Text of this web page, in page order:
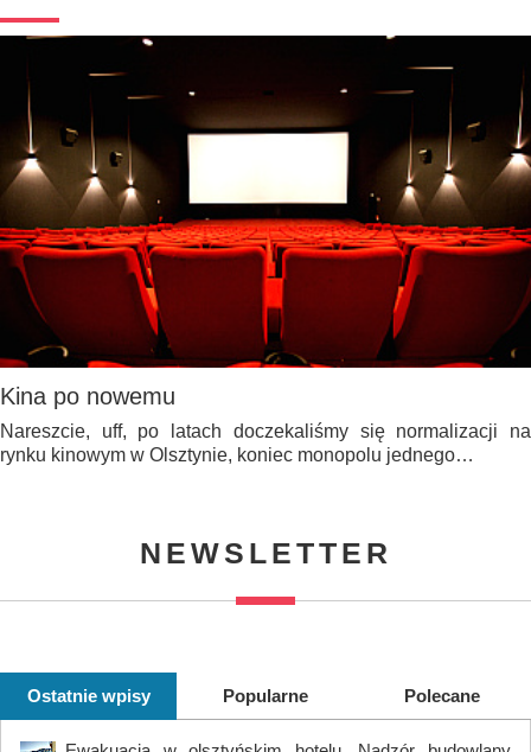
Kina po nowemu
Nareszcie, uff, po latach doczekaliśmy się normalizacji na
rynku kinowym w Olsztynie, koniec monopolu jednego…
NEWSLETTER
Ostatnie wpisy Popularne Polecane